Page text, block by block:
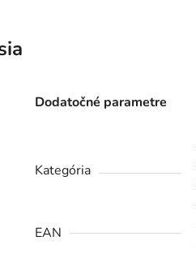
Dodatočné parametre
Kategória
EAN